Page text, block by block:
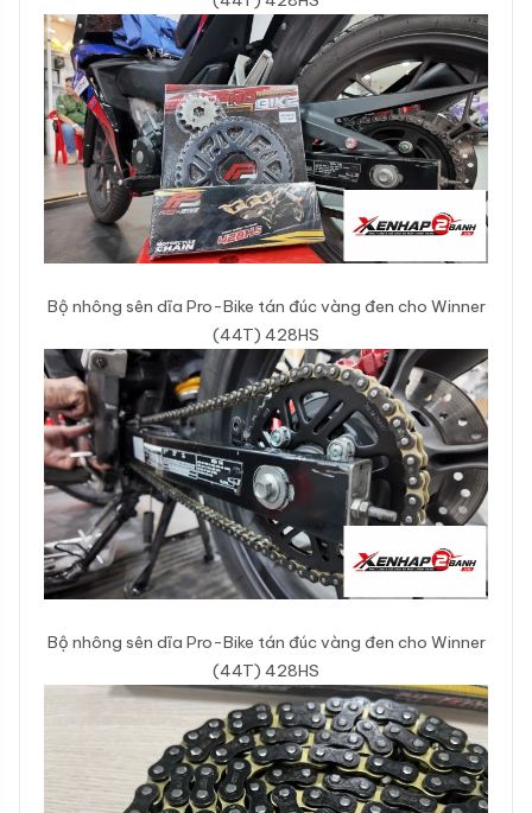
Bộ nhông sên dĩa Pro-Bike tán đúc vàng đen cho Winner
(44T) 428HS
Bộ nhông sên dĩa Pro-Bike tán đúc vàng đen cho Winner
(44T) 428HS